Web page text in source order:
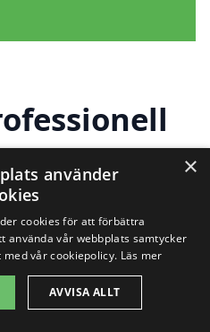
andra
taktvätt i Bankeryd
utmaning. Med ett
×
använder
cookies för att förbättra
använda vår webbplats samtycker
vår cookiepolicy. Läs mer
AVVISA ALLT